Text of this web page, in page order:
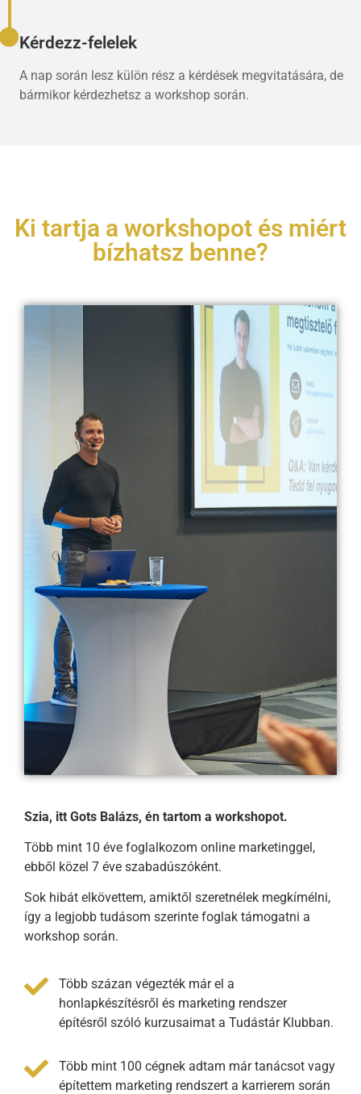
Kérdezz-felelek
A nap során lesz külön rész a kérdések megvitatására, de
bármikor kérdezhetsz a workshop során.
Ki tartja a workshopot és miért
bízhatsz benne?
Szia, itt Gots Balázs, én tartom a workshopot.
Több mint 10 éve foglalkozom online marketinggel,
ebből közel 7 éve szabadúszóként.
Sok hibát elkövettem, amiktől szeretnélek megkímélni,
így a legjobb tudásom szerinte foglak támogatni a
workshop során.
Több százan végezték már el a
honlapkészítésről és marketing rendszer
építésről szóló kurzusaimat a Tudástár Klubban.
Több mint 100 cégnek adtam már tanácsot vagy
építettem marketing rendszert a karrierem során